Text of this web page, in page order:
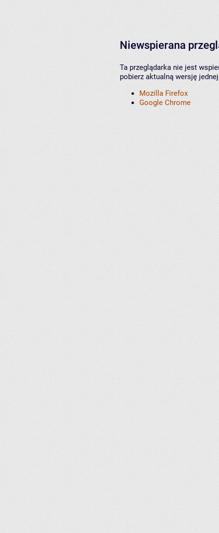
Niewspierana
Ta przeglądarka nie jest
pobierz aktualną wersję
Mozilla Firefox
Google Chrome